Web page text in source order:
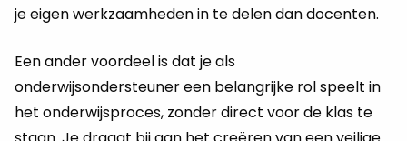
je eigen werkzaamheden in te delen dan docenten.
Een ander voordeel is dat je als
onderwijsondersteuner een belangrijke rol speelt in
het onderwijsproces, zonder direct voor de klas te